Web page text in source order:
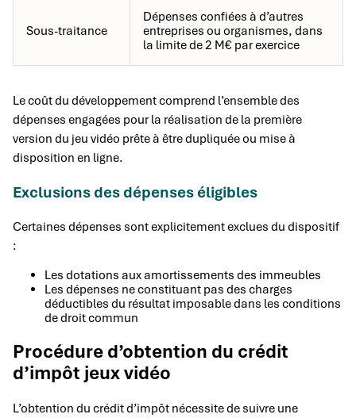
Sous-traitance
Dépenses confiées à d’autres
entreprises ou organismes, dans
la limite de 2 M€ par exercice
Le coût du développement comprend l’ensemble des
dépenses engagées pour la réalisation de la première
version du jeu vidéo prête à être dupliquée ou mise à
disposition en ligne.
Exclusions des dépenses éligibles
Certaines dépenses sont explicitement exclues du dispositif
:
Les dotations aux amortissements des immeubles
Les dépenses ne constituant pas des charges
déductibles du résultat imposable dans les conditions
de droit commun
Procédure d’obtention du crédit
d’impôt jeux vidéo
L’obtention du crédit d’impôt nécessite de suivre une